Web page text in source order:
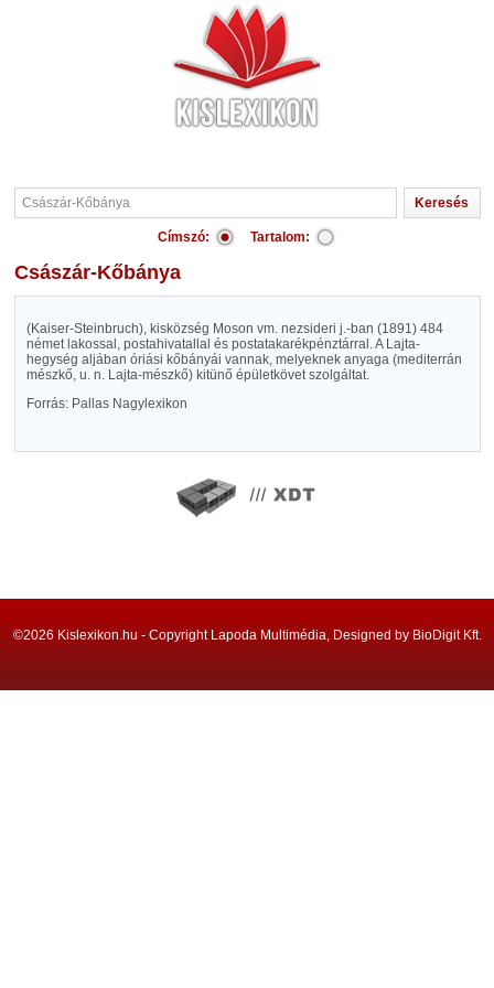
Címszó: Tartalom:
Császár-Kőbánya
(Kaiser-Steinbruch), kisközség Moson vm. nezsideri j.-ban (1891) 484
német lakossal, postahivatallal és postatakarékpénztárral. A Lajta-
hegység aljában óriási kőbányái vannak, melyeknek anyaga (mediterrán
mészkő, u. n. Lajta-mészkő) kitünő épületkövet szolgáltat.
Forrás: Pallas Nagylexikon
©2026 Kislexikon.hu - Copyright Lapoda Multimédia, Designed by BioDigit Kft.